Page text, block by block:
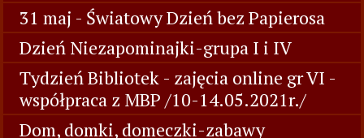
31 maj - Światowy Dzień bez Papierosa
Dzień Niezapominajki-grupa I i IV
Tydzień Bibliotek - zajęcia online gr VI -
współpraca z MBP /10-14.05.2021r./
Dom, domki, domeczki-zabawy